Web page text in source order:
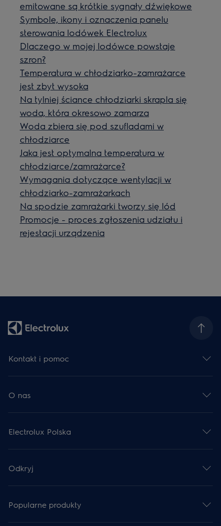
emitowane są krótkie sygnały dźwiękowe
Symbole, ikony i oznaczenia panelu
sterowania lodówek Electrolux
Dlaczego w mojej lodówce powstaje
szron?
Temperatura w chłodziarko-zamrażarce
jest zbyt wysoka
Na tylniej ściance chłodziarki skrapla się
woda, która okresowo zamarza
Woda zbiera się pod szufladami w
chłodziarce
Jaka jest optymalna temperatura w
chłodziarce/zamrażarce?
Wymagania dotyczące wentylacji w
chłodziarko-zamrażarkach
Na spodzie zamrażarki tworzy się lód
Promocje - proces zgłoszenia udziału i
rejestacji urządzenia
Kontakt i pomoc
O nas
Electrolux Polska
Odkryj
Popularne produkty